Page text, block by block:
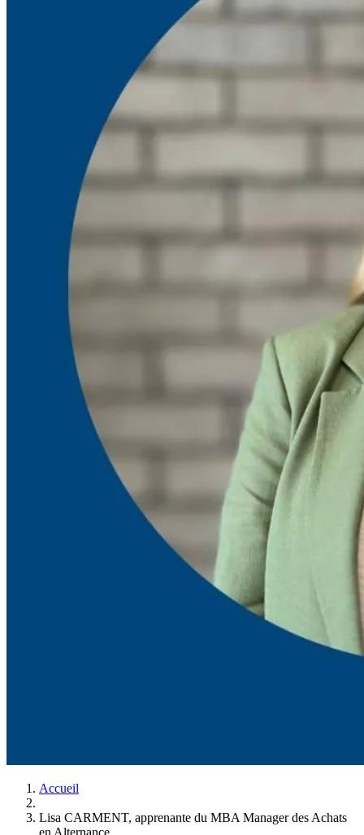
Accueil
Lisa CARMENT, apprenante du MBA Manager des Achats
en Alternance